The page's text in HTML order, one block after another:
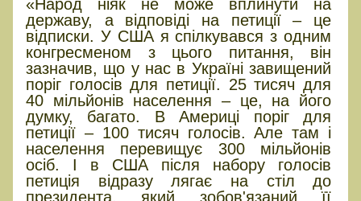
«Народ ніяк не може вплинути на
державу, а відповіді на петиції – це
відписки. У США я спілкувався з одним
конгресменом з цього питання, він
зазначив, що у нас в Україні завищений
поріг голосів для петиції. 25 тисяч для
40 мільйонів населення – це, на його
думку, багато. В Америці поріг для
петиції – 100 тисяч голосів. Але там і
населення перевищує 300 мільйонів
осіб. І в США після набору голосів
петиція відразу лягає на стіл до
президента, який зобов'язаний її